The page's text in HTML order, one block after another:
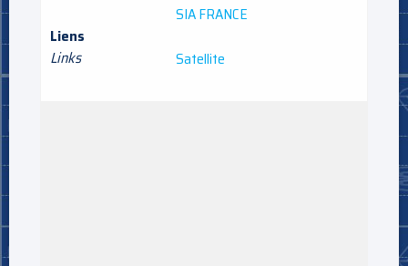
Liens
Links
SIA FRANCE
Satellite